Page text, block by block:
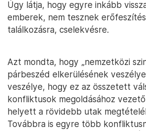
Úgy látja, hogy egyre inkább
emberek, nem tesznek
találkozásra, cselekvésre.
Azt mondta, hogy „nemzetközi
párbeszéd elkerülésének
veszélye, hogy ez az összetett
konfliktusok megoldásához
helyett a rövidebb utak
Továbbra is egyre több